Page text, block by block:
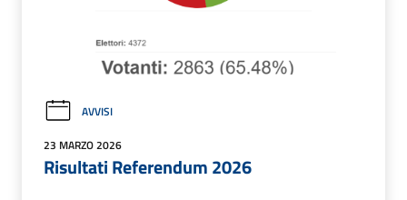
AVVISI
23 MARZO 2026
Risultati Referendum 2026